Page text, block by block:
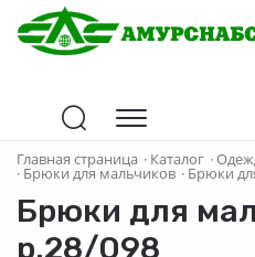
Главная страница · Каталог ·
· Брюки для мальчиков · Брюки
Брюки для
р.28/098